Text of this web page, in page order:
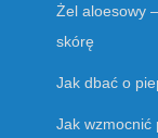
Żel aloesowy
skórę
Jak dbać o
Jak wzmocnić